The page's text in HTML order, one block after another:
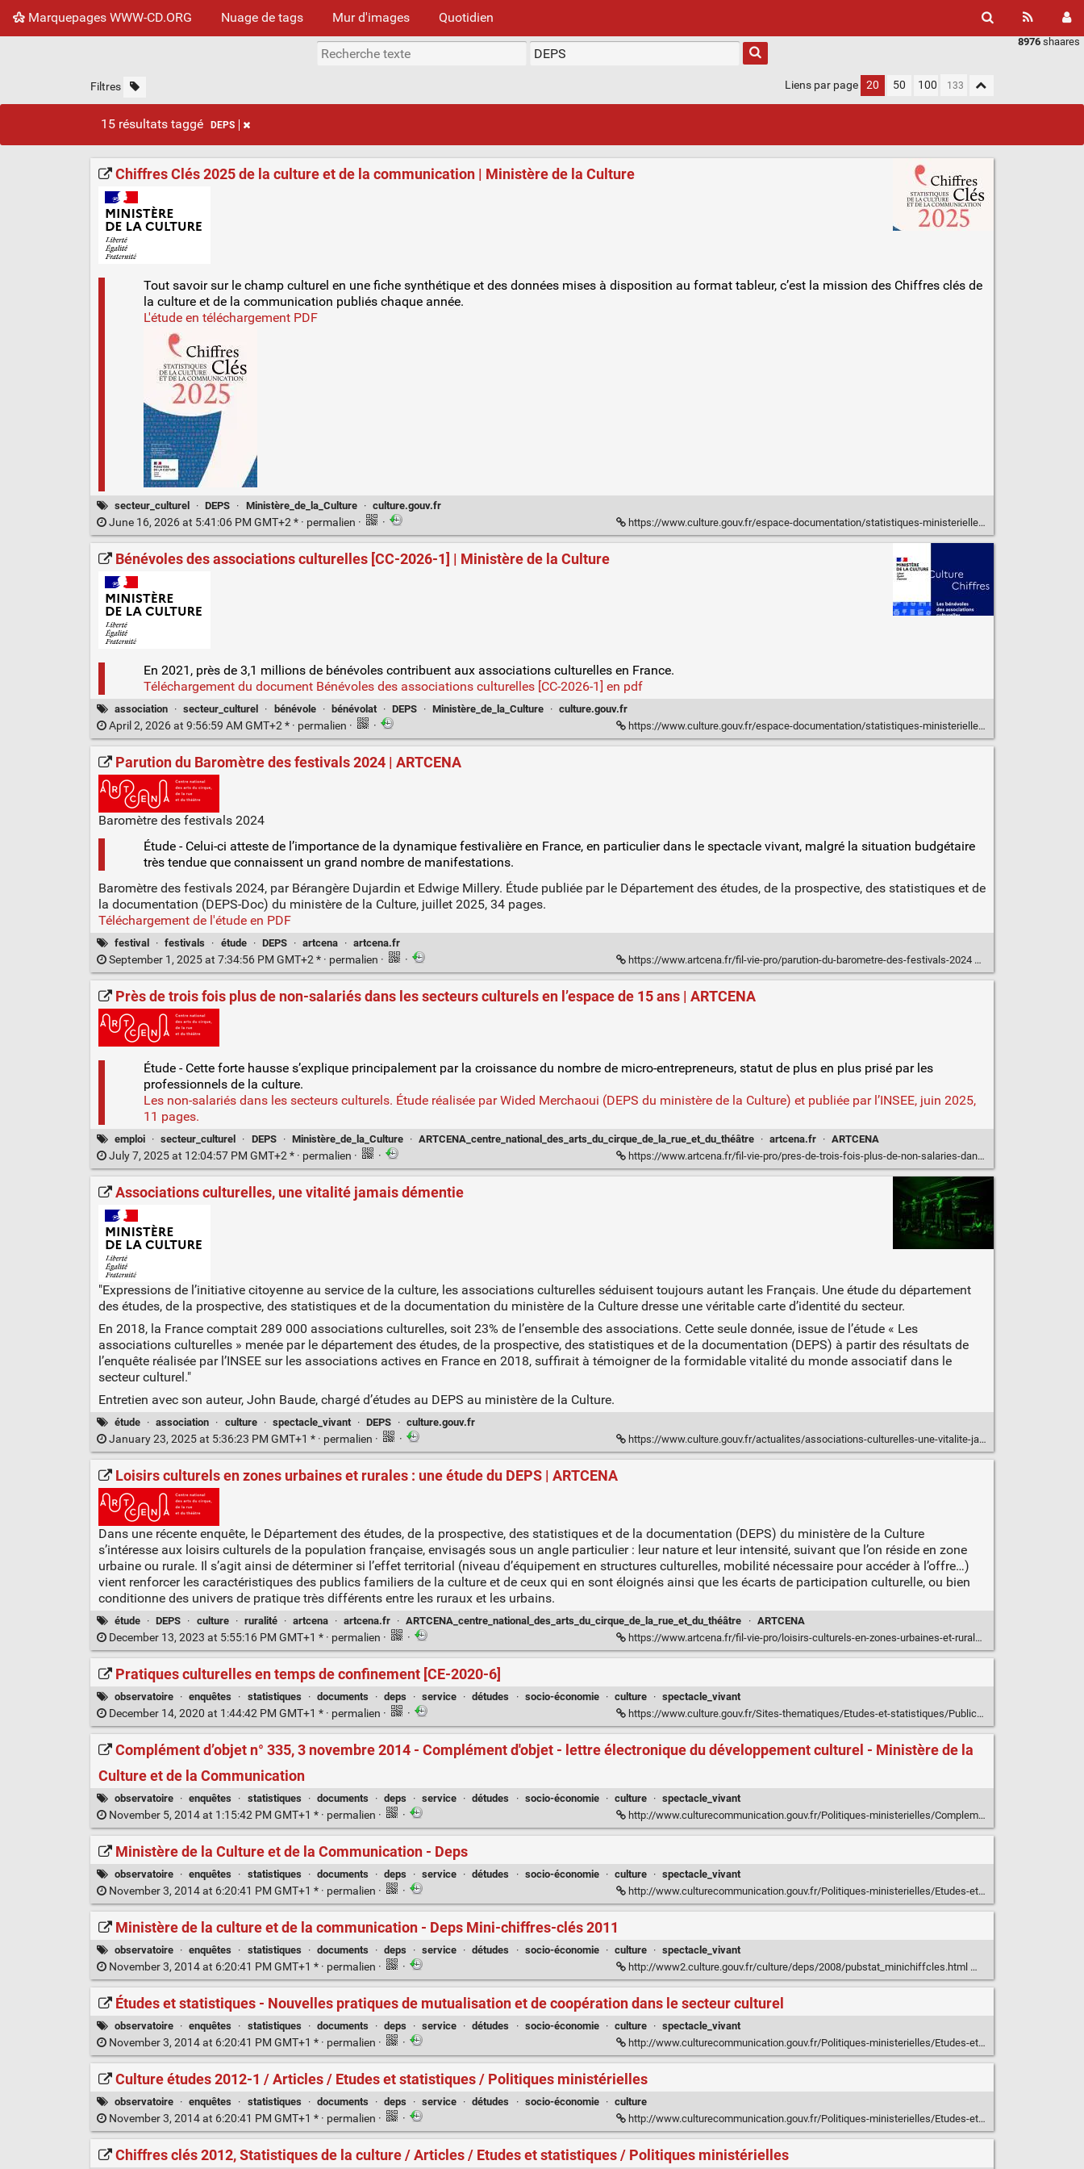
Marquepages WWW-CD.ORG Nuage de tags Mur d'images Quotidien
8976 shaares
Filtres Liens par page 20 50 100
15 résultats taggé DEPS
Chiffres Clés 2025 de la culture et de la communication | Ministère de la Culture
Tout savoir sur le champ culturel en une fiche synthétique et des données mises à disposition au format tableur, c’est la mission des Chiffres clés de
la culture et de la communication publiés chaque année.
L'étude en téléchargement PDF
secteur_culturel · DEPS · Ministère_de_la_Culture · culture.gouv.fr
June 16, 2026 at 5:41:06 PM GMT+2 * · permalien · · https://www.culture.gouv.fr/espace-documentation/statistiques-ministerielles-de-la-culture2/publications/chiffres-cles-2025-de-la-culture-et-de-la-communication
Bénévoles des associations culturelles [CC-2026-1] | Ministère de la Culture
En 2021, près de 3,1 millions de bénévoles contribuent aux associations culturelles en France.
Téléchargement du document Bénévoles des associations culturelles [CC-2026-1] en pdf
association · secteur_culturel · bénévole · bénévolat · DEPS · Ministère_de_la_Culture · culture.gouv.fr
April 2, 2026 at 9:56:59 AM GMT+2 * · permalien · · https://www.culture.gouv.fr/espace-documentation/statistiques-ministerielles-de-la-culture2/publications/collections-de-synthese/culture-chiffres-2007-2026/benevoles-des-associations-culturelles-cc-2026-1
Parution du Baromètre des festivals 2024 | ARTCENA
Baromètre des festivals 2024
Étude - Celui-ci atteste de l’importance de la dynamique festivalière en France, en particulier dans le spectacle vivant, malgré la situation budgétaire
très tendue que connaissent un grand nombre de manifestations.
Baromètre des festivals 2024, par Bérangère Dujardin et Edwige Millery. Étude publiée par le Département des études, de la prospective, des statistiques et de
la documentation (DEPS-Doc) du ministère de la Culture, juillet 2025, 34 pages.
Téléchargement de l'étude en PDF
festival · festivals · étude · DEPS · artcena · artcena.fr
September 1, 2025 at 7:34:56 PM GMT+2 * · permalien · · https://www.artcena.fr/fil-vie-pro/parution-du-barometre-des-festivals-2024
Près de trois fois plus de non-salariés dans les secteurs culturels en l’espace de 15 ans | ARTCENA
Étude - Cette forte hausse s’explique principalement par la croissance du nombre de micro-entrepreneurs, statut de plus en plus prisé par les
professionnels de la culture.
Les non-salariés dans les secteurs culturels. Étude réalisée par Wided Merchaoui (DEPS du ministère de la Culture) et publiée par l’INSEE, juin 2025,
11 pages.
emploi · secteur_culturel · DEPS · Ministère_de_la_Culture · ARTCENA_centre_national_des_arts_du_cirque_de_la_rue_et_du_théâtre · artcena.fr · ARTCENA
July 7, 2025 at 12:04:57 PM GMT+2 * · permalien · · https://www.artcena.fr/fil-vie-pro/pres-de-trois-fois-plus-de-non-salaries-dans-les-secteurs-culturels-en-lespace-de-15
Associations culturelles, une vitalité jamais démentie
"Expressions de l’initiative citoyenne au service de la culture, les associations culturelles séduisent toujours autant les Français. Une étude du département
des études, de la prospective, des statistiques et de la documentation du ministère de la Culture dresse une véritable carte d’identité du secteur.
En 2018, la France comptait 289 000 associations culturelles, soit 23% de l’ensemble des associations. Cette seule donnée, issue de l’étude « Les
associations culturelles » menée par le département des études, de la prospective, des statistiques et de la documentation (DEPS) à partir des résultats de
l’enquête réalisée par l’INSEE sur les associations actives en France en 2018, suffirait à témoigner de la formidable vitalité du monde associatif dans le
secteur culturel."
Entretien avec son auteur, John Baude, chargé d’études au DEPS au ministère de la Culture.
étude · association · culture · spectacle_vivant · DEPS · culture.gouv.fr
January 23, 2025 at 5:36:23 PM GMT+1 * · permalien · · https://www.culture.gouv.fr/actualites/associations-culturelles-une-vitalite-jamais-dementie
Loisirs culturels en zones urbaines et rurales : une étude du DEPS | ARTCENA
Dans une récente enquête, le Département des études, de la prospective, des statistiques et de la documentation (DEPS) du ministère de la Culture
s’intéresse aux loisirs culturels de la population française, envisagés sous un angle particulier : leur nature et leur intensité, suivant que l’on réside en zone
urbaine ou rurale. Il s’agit ainsi de déterminer si l’effet territorial (niveau d’équipement en structures culturelles, mobilité nécessaire pour accéder à l’offre…)
vient renforcer les caractéristiques des publics familiers de la culture et de ceux qui en sont éloignés ainsi que les écarts de participation culturelle, ou bien
conditionne des univers de pratique très différents entre les ruraux et les urbains.
étude · DEPS · culture · ruralité · artcena · artcena.fr · ARTCENA_centre_national_des_arts_du_cirque_de_la_rue_et_du_théâtre · ARTCENA
December 13, 2023 at 5:55:16 PM GMT+1 * · permalien · · https://www.artcena.fr/fil-vie-pro/loisirs-culturels-en-zones-urbaines-et-rurales-une-etude-du-deps
Pratiques culturelles en temps de confinement [CE-2020-6]
observatoire · enquêtes · statistiques · documents · deps · service · détudes · socio-économie · culture · spectacle_vivant
December 14, 2020 at 1:44:42 PM GMT+1 * · permalien · · https://www.culture.gouv.fr/Sites-thematiques/Etudes-et-statistiques/Publications2/Collections-de-synthese/Culture-etudes-2007-2020/Pratiques-culturelles-en-temps-de-confinement-CE-2020-6
Complément d’objet n° 335, 3 novembre 2014 - Complément d'objet - lettre électronique du développement culturel - Ministère de la
Culture et de la Communication
observatoire · enquêtes · statistiques · documents · deps · service · détudes · socio-économie · culture · spectacle_vivant
November 5, 2014 at 1:15:42 PM GMT+1 * · permalien · · http://www.culturecommunication.gouv.fr/Politiques-ministerielles/Complement-d-objet-lettre-electronique-du-developpement-culturel/ACTUALITES/Complement-d-objet-n-335-3-novembre-2014#R2
Ministère de la Culture et de la Communication - Deps
observatoire · enquêtes · statistiques · documents · deps · service · détudes · socio-économie · culture · spectacle_vivant
November 3, 2014 at 6:20:41 PM GMT+1 * · permalien · · http://www.culturecommunication.gouv.fr/Politiques-ministerielles/Etudes-et-statistiques
Ministère de la culture et de la communication - Deps Mini-chiffres-clés 2011
observatoire · enquêtes · statistiques · documents · deps · service · détudes · socio-économie · culture · spectacle_vivant
November 3, 2014 at 6:20:41 PM GMT+1 * · permalien · · http://www2.culture.gouv.fr/culture/deps/2008/pubstat_minichiffcles.html
Études et statistiques - Nouvelles pratiques de mutualisation et de coopération dans le secteur culturel
observatoire · enquêtes · statistiques · documents · deps · service · détudes · socio-économie · culture · spectacle_vivant
November 3, 2014 at 6:20:41 PM GMT+1 * · permalien · · http://www.culturecommunication.gouv.fr/Politiques-ministerielles/Etudes-et-statistiques/Les-publications/Rapports-de-recherche/Nouvelles-pratiques-de-mutualisation-et-de-cooperation-dans-le-secteur-culturel
Culture études 2012-1 / Articles / Etudes et statistiques / Politiques ministérielles
observatoire · enquêtes · statistiques · documents · deps · service · détudes · socio-économie · culture
November 3, 2014 at 6:20:41 PM GMT+1 * · permalien · · http://www.culturecommunication.gouv.fr/Politiques-ministerielles/Etudes-et-statistiques/Les-publications/Collections-de-synthese/Culture-etudes-2007-2014/Territoires-et-ressources-des-compagnies-en-France-CE-2012-1
Chiffres clés 2012, Statistiques de la culture / Articles / Etudes et statistiques / Politiques ministérielles